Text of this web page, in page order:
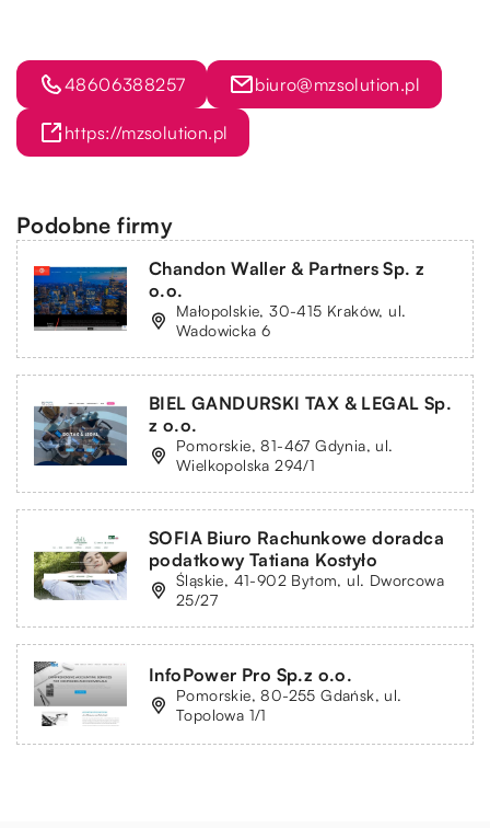
48606388257 biuro@mzsolution.pl
https://mzsolution.pl
Podobne firmy
Chandon Waller & Partners Sp. z
o.o.
Małopolskie, 30-415 Kraków, ul.
Wadowicka 6
BIEL GANDURSKI TAX & LEGAL Sp.
z o.o.
Pomorskie, 81-467 Gdynia, ul.
Wielkopolska 294/1
SOFIA Biuro Rachunkowe doradca
podatkowy Tatiana Kostyło
Śląskie, 41-902 Bytom, ul. Dworcowa
25/27
InfoPower Pro Sp.z o.o.
Pomorskie, 80-255 Gdańsk, ul.
Topolowa 1/1